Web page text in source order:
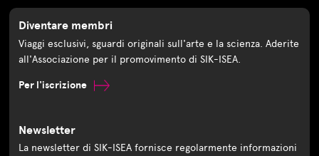
Diventare membri
Viaggi esclusivi, sguardi originali sull'arte e la scienza. Aderite
all'Associazione per il promovimento di SIK-ISEA.
Per l'iscrizione
Newsletter
La newsletter di SIK-ISEA fornisce regolarmente informazioni